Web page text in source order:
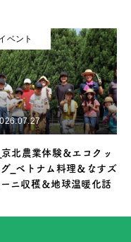
ベント
北農業体験＆エコクッ
_ベトナム料理＆なすズ
ーニ収穫＆地球温暖化話